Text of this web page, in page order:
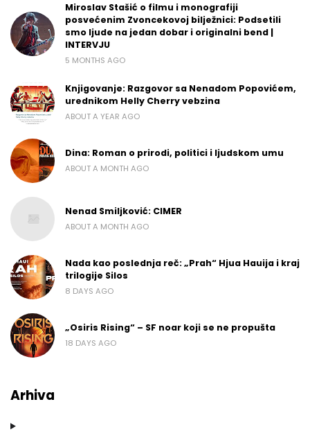
Miroslav Stašić o filmu i monografiji
posvećenim Zvoncekovoj bilježnici: Podsetili
smo ljude na jedan dobar i originalni bend |
INTERVJU
5 MONTHS AGO
Knjigovanje: Razgovor sa Nenadom Popovićem,
urednikom Helly Cherry vebzina
ABOUT A YEAR AGO
Dina: Roman o prirodi, politici i ljudskom umu
ABOUT A MONTH AGO
Nenad Smiljković: CIMER
ABOUT A MONTH AGO
Nada kao poslednja reč: „Prah“ Hjua Hauija i kraj
trilogije Silos
8 DAYS AGO
„Osiris Rising“ – SF noar koji se ne propušta
18 DAYS AGO
Arhiva